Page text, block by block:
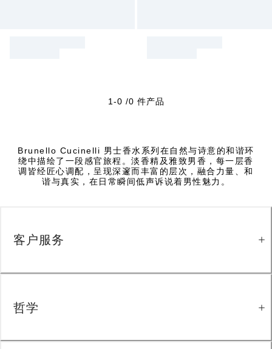
1-0 /0 件产品
Brunello Cucinelli 男士香水系列在自然与诗意的和谐环
绕中描绘了一段感官旅程。淡香精及雅致男香，每一层香
调皆经匠心调配，呈现深邃而丰富的层次，融合力量、和
谐与真实，在日常瞬间低声诉说着男性魅力。
客户服务
哲学